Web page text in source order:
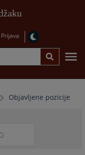
Prijava
Objavljene pozicije